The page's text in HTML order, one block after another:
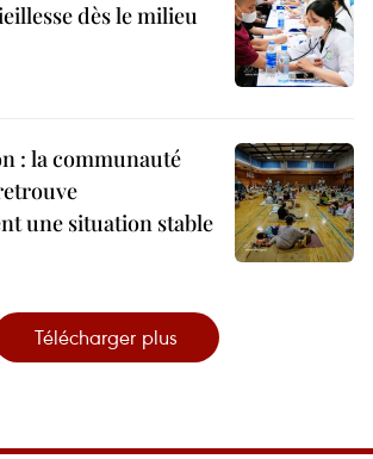
dès le milieu
: la communauté
une situation stable
Télécharger plus